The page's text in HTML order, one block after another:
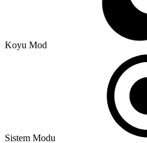
Koyu Mod
Sistem Modu